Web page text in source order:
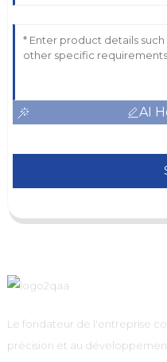
AI
Le fondateur de l'entreprise
précision et au